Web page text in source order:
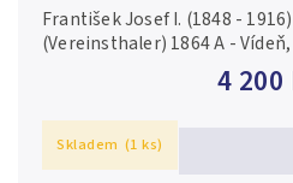
4 200
František Josef I. (1848 -
(Vereinsthaler) 1864 A - Vídeň,
hvězda na hraně, pěkná
lesk, patina, škr. na Av.
Skladem (1 ks)